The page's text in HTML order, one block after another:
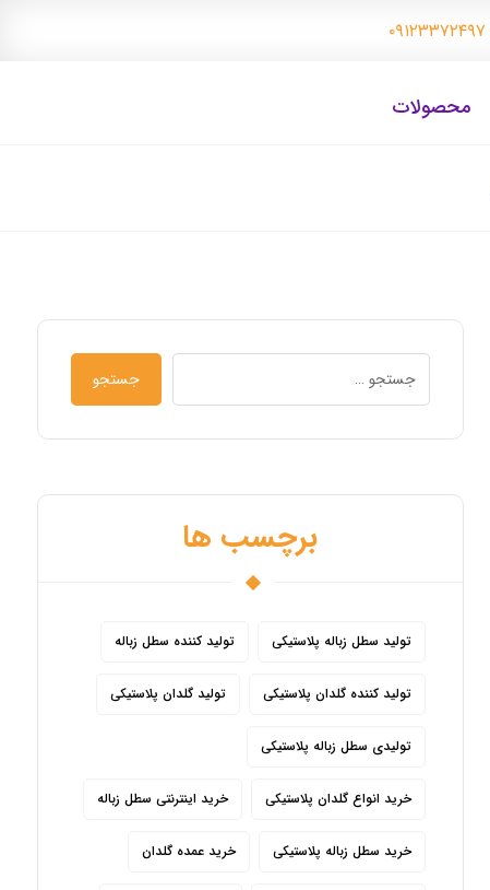
محصولات
جستجو
برچسب ها
تولید سطل زباله پلاستیکی تولید کننده سطل زباله
تولید کننده گلدان پلاستیکی تولید گلدان پلاستیکی
تولیدی سطل زباله پلاستیکی
خرید انواع گلدان پلاستیکی خرید اینترنتی سطل زباله
خرید سطل زباله پلاستیکی خرید عمده گلدان